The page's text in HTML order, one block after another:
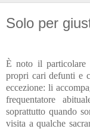
Solo per
È noto il particolare
propri cari defunti e
eccezione: li
frequentatore
soprattutto quando
visita a qualche